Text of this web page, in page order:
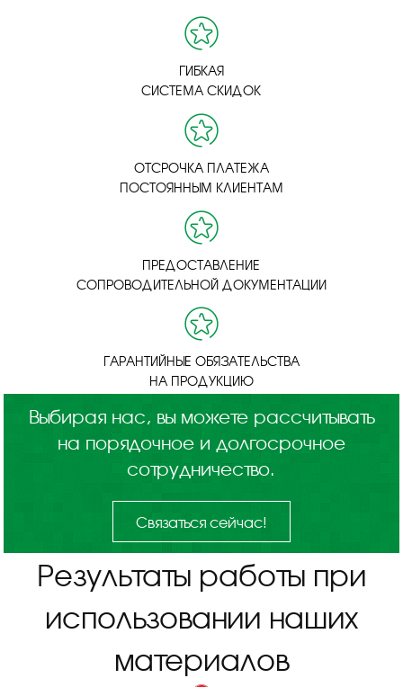
ГИБКАЯ
СИСТЕМА СКИДОК
ОТСРОЧКА ПЛАТЕЖА
ПОСТОЯННЫМ КЛИЕНТАМ
ПРЕДОСТАВЛЕНИЕ
СОПРОВОДИТЕЛЬНОЙ ДОКУМЕНТАЦИИ
ГАРАНТИЙНЫЕ ОБЯЗАТЕЛЬСТВА
НА ПРОДУКЦИЮ
Выбирая нас, вы можете рассчитывать
на порядочное и долгосрочное
сотрудничество.
Связаться сейчас!
Результаты работы при
использовании наших
материалов